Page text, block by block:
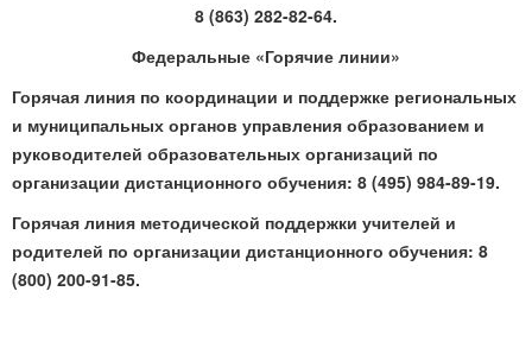
8 (863) 282-82-64.
Федеральные «Горячие линии»
Горячая линия по координации и поддержке региональных
и муниципальных органов управления образованием и
руководителей образовательных организаций по
организации дистанционного обучения: 8 (495) 984-89-19.
Горячая линия методической поддержки учителей и
родителей по организации дистанционного обучения: 8
(800) 200-91-85.